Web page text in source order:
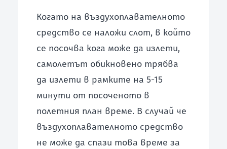
Когато на въздухоплавателното
средство се наложи слот, в който
се посочва кога може да излети,
самолетът обикновено трябва
да излети в рамките на 5-15
минути от посоченото в
полетния план време. В случай че
въздухоплавателното средство
не може да спази това време за